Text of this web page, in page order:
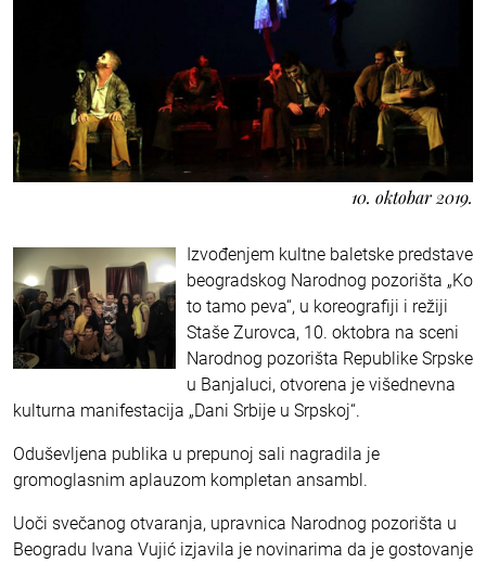
10. oktobar 2019.
Izvođenjem kultne baletske predstave
beogradskog Narodnog pozorišta „Ko
to tamo peva“, u koreografiji i režiji
Staše Zurovca, 10. oktobra na sceni
Narodnog pozorišta Republike Srpske
u Banjaluci, otvorena je višednevna
kulturna manifestacija „Dani Srbije u Srpskoj“.
Oduševljena publika u prepunoj sali nagradila je
gromoglasnim aplauzom kompletan ansambl.
Uoči svečanog otvaranja, upravnica Narodnog pozorišta u
Beogradu Ivana Vujić izjavila je novinarima da je gostovanje